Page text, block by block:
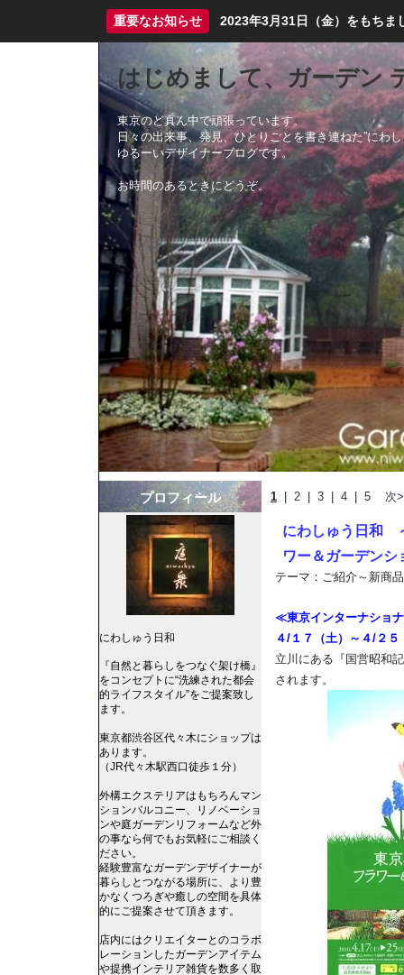
重要なお知らせ 2023年3月31日（金）をもちま
はじめまして、ガーデン
東京のど真ん中で頑張っています。
日々の出来事、発見、ひとりごとを書き連ねた”にわし
ゆるーいデザイナーブログです。
お時間のあるときにどうぞ。
1 2 3 4 5 次>
にわしゅう日和
ワー＆ガーデンシ
テーマ： ご紹介～新商
≪東京インターナショ
４/１７（土）～４/２
立川にある『国営昭和
されます。
プロフィール
にわしゅう日和
『自然と暮らしをつなぐ架け橋』
をコンセプトに“洗練された都会
的ライフスタイル”をご提案致し
ます。
東京都渋谷区代々木にショップは
あります。
（JR代々木駅西口徒歩１分）
外構エクステリアはもちろんマン
ションバルコニー、リノベーショ
ンや庭ガーデンリフォームなど外
の事なら何でもお気軽にご相談く
ださい。
経験豊富なガーデンデザイナーが
暮らしとつながる場所に、より豊
かなくつろぎや癒しの空間を具体
的にご提案させて頂きます。
店内にはクリエイターとのコラボ
レーションしたガーデンアイテム
や提携インテリア雑貨を数多く取